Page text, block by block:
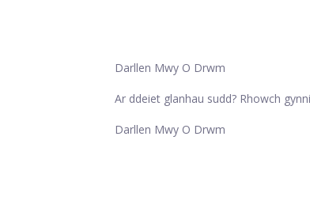
Darllen Mwy O Drwm
Ar ddeiet glanhau sudd? Rhowch
Darllen Mwy O Drwm